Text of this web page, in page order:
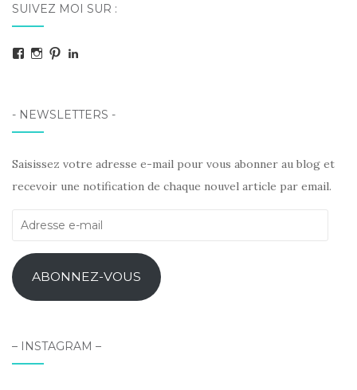
SUIVEZ MOI SUR :
Facebook
Instagram
Pinterest
- NEWSLETTERS -
Saisissez votre adresse e-mail pour vous abonner au blog et
recevoir une notification de chaque nouvel article par email.
Adresse
mail
ABONNEZ-VOUS
– INSTAGRAM –